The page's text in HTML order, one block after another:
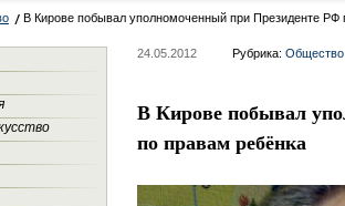
В Кирове побывал уполномоченный при Президенте РФ
24.05.2012 Рубрика: Общество
В Кирове побывал
по правам ребёнка